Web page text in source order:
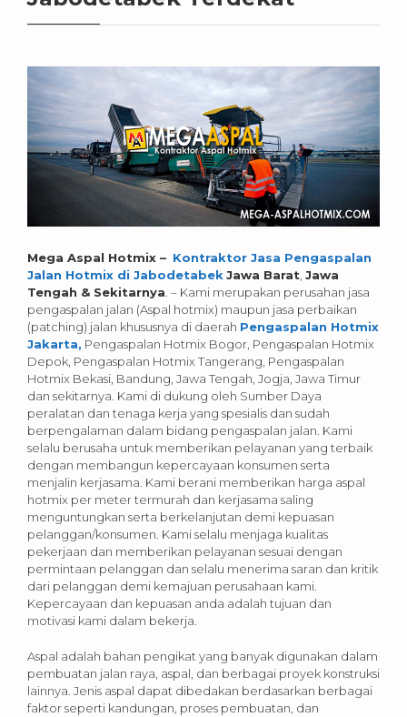
Mega Aspal Hotmix – Kontraktor Jasa Pengaspalan
Jalan Hotmix di Jabodetabek Jawa Barat Jawa
Tengah & Sekitarnya – Kami merupakan perusahan jasa
pengaspalan jalan (Aspal hotmix) maupun jasa perbaikan
(patching) jalan khususnya di daerah Pengaspalan Hotmix
Jakarta, Pengaspalan Hotmix Bogor, Pengaspalan Hotmix
Depok, Pengaspalan Hotmix Tangerang, Pengaspalan
Hotmix Bekasi, Bandung, Jawa Tengah, Jogja, Jawa Timur
dan sekitarnya. Kami di dukung oleh Sumber Daya
peralatan dan tenaga kerja yang spesialis dan sudah
berpengalaman dalam bidang pengaspalan jalan. Kami
selalu berusaha untuk memberikan pelayanan yang terbaik
dengan membangun kepercayaan konsumen serta
menjalin kerjasama. Kami berani memberikan harga aspal
hotmix per meter termurah dan kerjasama saling
menguntungkan serta berkelanjutan demi kepuasan
pelanggan/konsumen. Kami selalu menjaga kualitas
pekerjaan dan memberikan pelayanan sesuai dengan
permintaan pelanggan dan selalu menerima saran dan kritik
dari pelanggan demi kemajuan perusahaan kami.
Kepercayaan dan kepuasan anda adalah tujuan dan
motivasi kami dalam bekerja.
Aspal adalah bahan pengikat yang banyak digunakan dalam
pembuatan jalan raya, aspal, dan berbagai proyek konstruksi
lainnya. Jenis aspal dapat dibedakan berdasarkan berbagai
faktor seperti kandungan, proses pembuatan, dan